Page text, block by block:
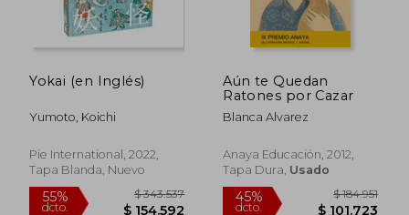
Yokai (en Inglés)
Yumoto, Koichi
Pie International, 2022,
Tapa Blanda, Nuevo
Aún te Quedan
Ratones por Cazar
Blanca Alvarez
Anaya Educación, 2012,
Tapa Dura, Usado